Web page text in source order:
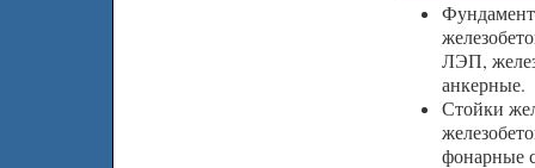
ЛЭП,
анкерные.
Стойки
фонарные